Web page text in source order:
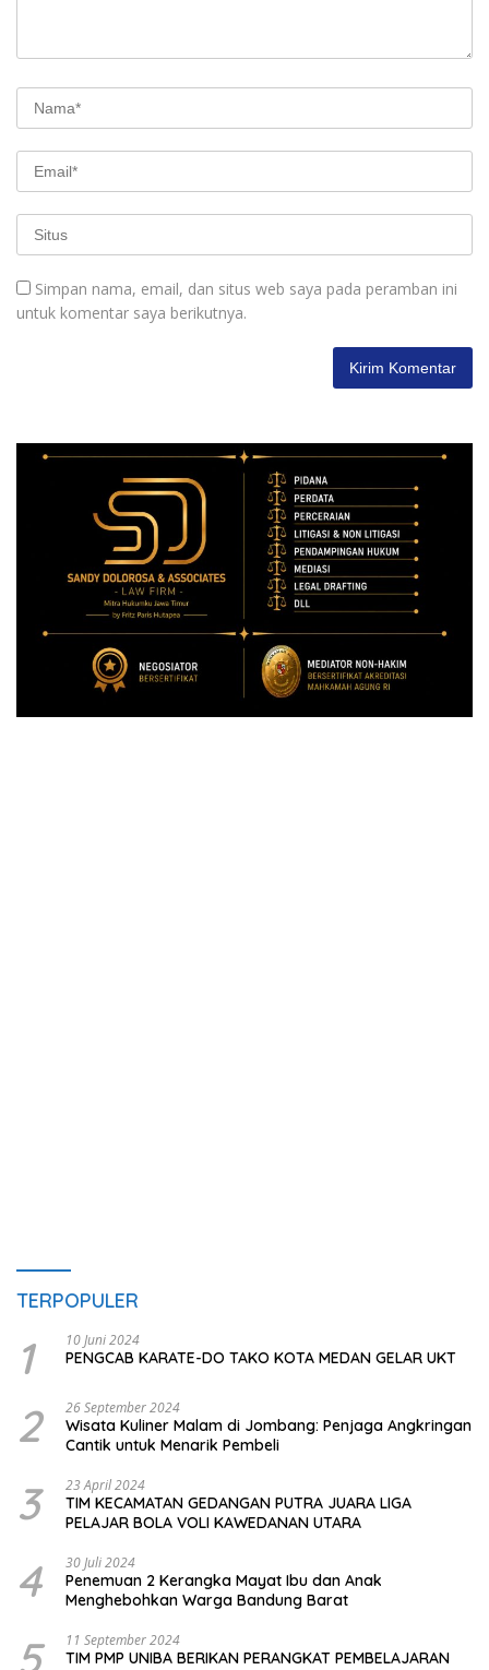
Simpan nama, email, dan situs web saya pada peramban ini
untuk komentar saya berikutnya.
TERPOPULER
1 10 Juni 2024
PENGCAB KARATE-DO TAKO KOTA MEDAN GELAR UKT
2 26 September 2024
Wisata Kuliner Malam di Jombang: Penjaga Angkringan
Cantik untuk Menarik Pembeli
3 23 April 2024
TIM KECAMATAN GEDANGAN PUTRA JUARA LIGA
PELAJAR BOLA VOLI KAWEDANAN UTARA
4 30 Juli 2024
Penemuan 2 Kerangka Mayat Ibu dan Anak
Menghebohkan Warga Bandung Barat
5 11 September 2024
TIM PMP UNIBA BERIKAN PERANGKAT PEMBELAJARAN